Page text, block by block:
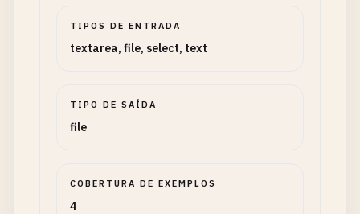
TIPOS DE ENTRADA
textarea, file, select, text
TIPO DE SAÍDA
file
COBERTURA DE EXEMPLOS
4